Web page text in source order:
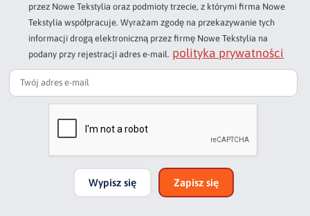
Twoja opinia o produkcie
przez Nowe Tekstylia oraz podmioty trzecie, z którymi firma Nowe
Tekstylia współpracuje. Wyrażam zgodę na przekazywanie tych
informacji drogą elektroniczną przez firmę Nowe Tekstylia na
podany przy rejestracji adres e-mail. polityka prywatności
Wypisz się Zapisz się